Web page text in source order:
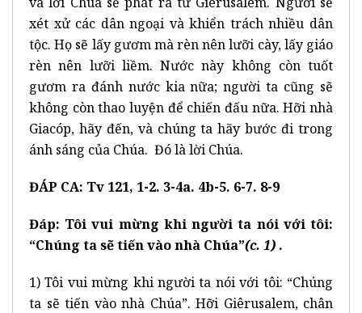
xét xử các dân ngoại và khiển trách nhiều dân
tộc. Họ sẽ lấy gươm mà rèn nên lưỡi cày, lấy giáo
rèn nên lưỡi liềm. Nước này không còn tuốt
gươm ra đánh nước kia nữa; người ta cũng sẽ
không còn thao luyện để chiến đấu nữa. Hỡi nhà
Giacóp, hãy đến, và chúng ta hãy bước đi trong
ánh sáng của Chúa. Đó là lời Chúa.
ĐÁP CA: Tv 121, 1-2. 3-4a. 4b-5. 6-7. 8-9
Đáp: Tôi vui mừng khi người ta nói với tôi:
“Chúng ta sẽ tiến vào nhà Chúa”(c. 1) .
1) Tôi vui mừng khi người ta nói với tôi: “Chúng
ta sẽ tiến vào nhà Chúa”. Hỡi Giêrusalem, chân